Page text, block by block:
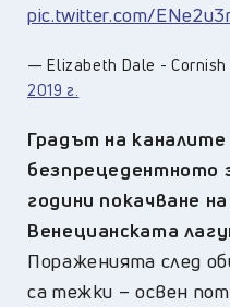
pic.twitter.com/
— Elizabeth Dale - Cornish
2019 г.
Градът на
безпрецедентното
години покачване
Венецианската
Пораженията след
са тежки – освен